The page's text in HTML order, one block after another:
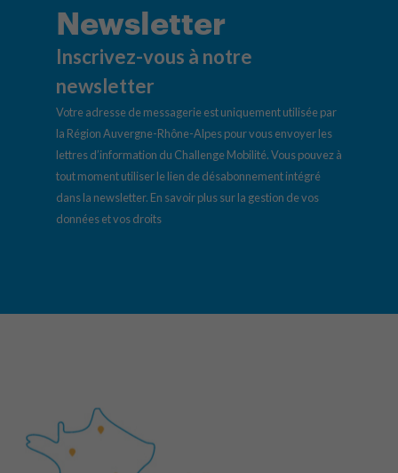
Newsletter
Inscrivez-vous à notre
newsletter
Votre adresse de messagerie est uniquement utilisée par
la Région Auvergne-Rhône-Alpes pour vous envoyer les
lettres d’information du Challenge Mobilité. Vous pouvez à
tout moment utiliser le lien de désabonnement intégré
dans la newsletter. En savoir plus sur la gestion de vos
données et vos droits